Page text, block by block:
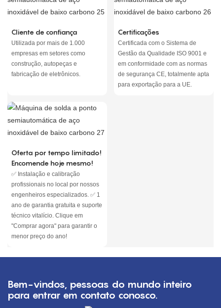
Cliente de confiança
Utilizada por mais de 1.000
empresas em setores como
construção, autopeças e
fabricação de eletrônicos.
Certificações
Certificada com o Sistema de
Gestão da Qualidade ISO 9001 e
em conformidade com as normas
de segurança CE, totalmente apta
para exportação para a UE.
Oferta por tempo limitado!
Encomende hoje mesmo!
✅ Instalação e calibração
profissionais no local por nossos
engenheiros especializados. ✅ 1
ano de garantia gratuita e suporte
técnico vitalício. Clique em
"Comprar agora" para garantir o
menor preço do ano!
Bem-vindos, pessoas do mundo inteiro
para entrar em contato conosco.